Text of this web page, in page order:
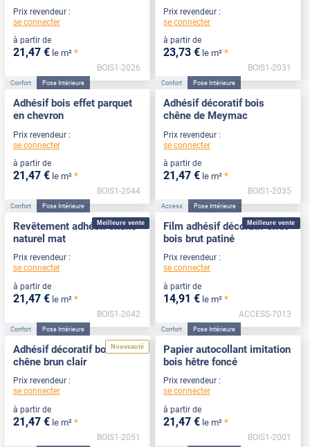
Prix revendeur :
se connecter
à partir de
21,47 € le m² *
BOIS1-2026
Prix revendeur :
se connecter
à partir de
23,73 € le m² *
BOIS1-2031
Confort Pose Intérieure
Adhésif bois effet parquet
en chevron
Prix revendeur :
se connecter
à partir de
21,47 € le m² *
BOIS1-2044
Confort Pose Intérieure
Adhésif décoratif bois
chêne de Meymac
Prix revendeur :
se connecter
à partir de
21,47 € le m² *
BOIS1-2035
Meilleure vente
Confort Pose Intérieure
Revêtement adhésif chêne
naturel mat
Prix revendeur :
se connecter
à partir de
21,47 € le m² *
BOIS1-2042
Meilleure vente
Access Pose Intérieure
Film adhésif décoratif effet
bois brut patiné
Prix revendeur :
se connecter
à partir de
14,91 € le m² *
ACCESS-7013
Nouveauté
Confort Pose Intérieure
Adhésif décoratif bois effet
chêne brun clair
Prix revendeur :
se connecter
à partir de
21,47 € le m² *
BOIS1-2051
Confort Pose Intérieure
Papier autocollant imitation
bois hêtre foncé
Prix revendeur :
se connecter
à partir de
21,47 € le m² *
BOIS1-2001